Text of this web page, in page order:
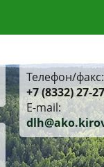
Телефон/факс:
+7 (8332) 27-
E-mail:
d